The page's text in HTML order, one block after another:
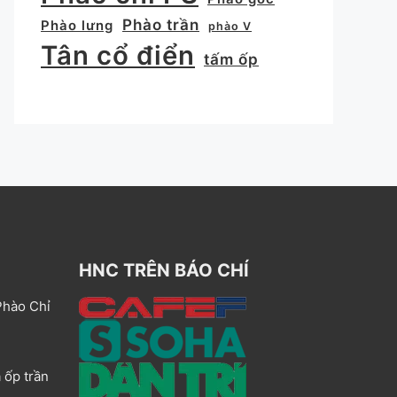
Phào lưng
Phào trần phào V
Tân cổ điển tấm ốp
Chỉ
ốp trần
HNC TRÊN BÁO CHÍ